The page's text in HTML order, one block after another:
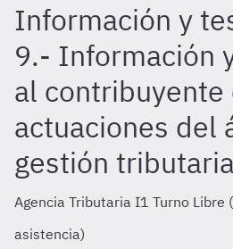
Información y
9.- Información
al contribuyente
actuaciones del
gestión
Agencia Tributaria I1 Turno Libre
asistencia)